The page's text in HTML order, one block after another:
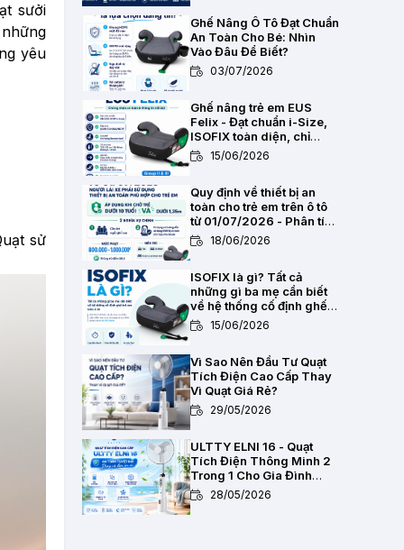
sưởi
yêu
sử
Ghế Nâng Ô Tô Đạt Chuẩn
An Toàn Cho Bé: Nhìn
Vào Đâu Để Biết?
03/07/2026
Ghế nâng trẻ em EUS
Felix - Đạt chuẩn i-Size,
ISOFIX toàn diện, chỉ
2,8kg15/06/2026
Quy định về thiết bị an
toàn cho trẻ em trên ô tô
từ 01/07/2026 - Phân tích
pháp lý toàn diện
18/06/2026
ISOFIX là gì? Tất cả
những gì ba mẹ cần biết
về hệ thống cố định ghế
trẻ em trên ô tô
15/06/2026
Vì Sao Nên Đầu Tư Quạt
Tích Điện Cao Cấp Thay
Vì Quạt Giá Rẻ?
29/05/2026
ULTTY ELNI 16 - Quạt
Tích Điện Thông Minh 2
Trong 1 Cho Gia Đình
Hiện Đại
28/05/2026